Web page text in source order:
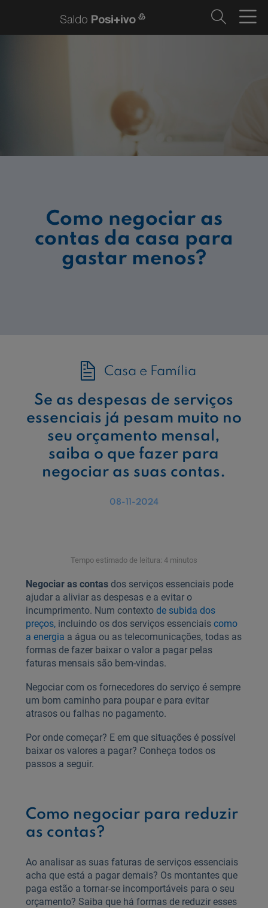
Como negociar as
contas da casa para
gastar menos?
Casa e Família
Se as despesas de serviços
essenciais já pesam muito no
seu orçamento mensal,
saiba o que fazer para
negociar as suas contas.
08-11-2024
Tempo estimado de leitura: 4 minutos
Negociar as contasdos serviços essenciais pode
ajudar a aliviar as despesas e a evitar o
incumprimento. Num contextode subida dos
preços,incluindo os dos serviços essenciais como
a energia a água ou as telecomunicações, todas as
formas de fazer baixar o valor a pagar pelas
faturas mensais são bem-vindas.
Negociar com os fornecedores do serviço é sempre
um bom caminho para poupar e para evitar
atrasos ou falhas no pagamento.
Por onde começar? E em que situações é possível
baixar os valores a pagar? Conheça todos os
passos a seguir.
Como negociar para reduzir
as contas?
Ao analisar as suas faturas de serviços essenciais
acha que está a pagar demais? Os montantes que
paga estão a tornar-se incomportáveis para o seu
orçamento? Saiba que há formas de reduzir esses